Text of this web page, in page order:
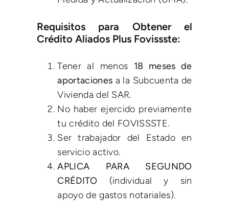
Requisitos para Obtener el
Crédito Aliados Plus Fovissste:
Tener al menos 18 meses de
aportaciones a la Subcuenta de
Vivienda del SAR.
No haber ejercido previamente
tu crédito del FOVISSSTE.
Ser trabajador del Estado en
servicio activo.
APLICA PARA SEGUNDO
CRÉDITO (individual y sin
apoyo de gastos notariales).